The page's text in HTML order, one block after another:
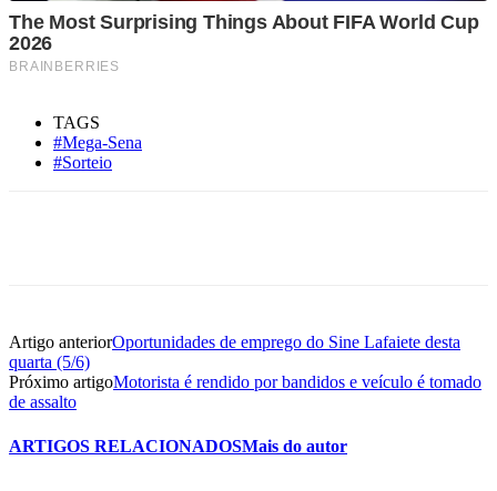
TAGS
#Mega-Sena
#Sorteio
Artigo anteriorOportunidades de emprego do Sine Lafaiete desta
quarta (5/6)
Próximo artigoMotorista é rendido por bandidos e veículo é tomado
de assalto
ARTIGOS RELACIONADOSMais do autor